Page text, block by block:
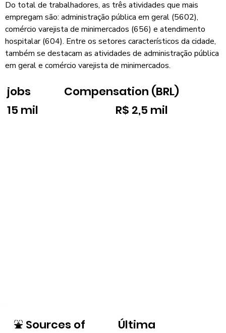
Do total de trabalhadores, as três atividades que mais
empregam são: administração pública em geral (5602),
comércio varejista de minimercados (656) e atendimento
hospitalar (604). Entre os setores característicos da cidade,
também se destacam as atividades de administração pública
em geral e comércio varejista de minimercados.
jobs
15 mil
Compensation (BRL)
R$ 2,5 mil
⛲ Sources of
Última